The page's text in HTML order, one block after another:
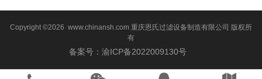
Copyright ©2026 www.chinansh.com 重庆恩氏过滤设备制造有限公司 版权所
有
备案号：渝ICP备2022009130号